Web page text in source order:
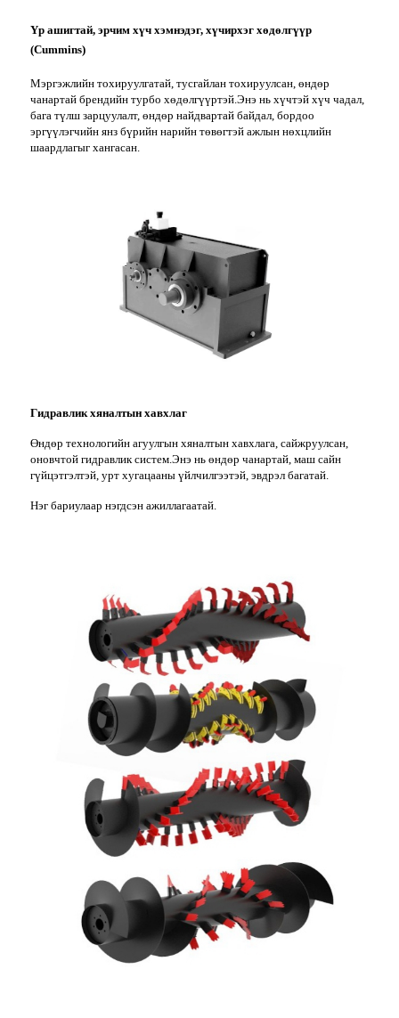
Үр ашигтай, эрчим хүч хэмнэдэг, хүчирхэг хөдөлгүүр
(Cummins)
Мэргэжлийн тохируулгатай, тусгайлан тохируулсан, өндөр
чанартай брендийн турбо хөдөлгүүртэй.Энэ нь хүчтэй хүч чадал,
бага түлш зарцуулалт, өндөр найдвартай байдал, бордоо
эргүүлэгчийн янз бүрийн нарийн төвөгтэй ажлын нөхцлийн
шаардлагыг хангасан.
Гидравлик хяналтын хавхлаг
Өндөр технологийн агуулгын хяналтын хавхлага, сайжруулсан,
оновчтой гидравлик систем.Энэ нь өндөр чанартай, маш сайн
гүйцэтгэлтэй, урт хугацааны үйлчилгээтэй, эвдрэл багатай.
Нэг бариулаар нэгдсэн ажиллагаатай.